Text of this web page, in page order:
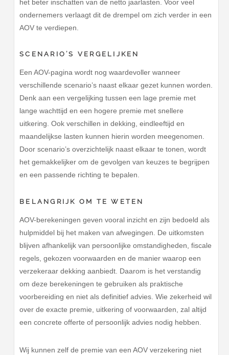
het beter inschatten van de netto jaarlasten. Voor veel
ondernemers verlaagt dit de drempel om zich verder in een
AOV te verdiepen.
SCENARIO’S VERGELIJKEN
Een AOV-pagina wordt nog waardevoller wanneer
verschillende scenario’s naast elkaar gezet kunnen worden.
Denk aan een vergelijking tussen een lage premie met
lange wachttijd en een hogere premie met snellere
uitkering. Ook verschillen in dekking, eindleeftijd en
maandelijkse lasten kunnen hierin worden meegenomen.
Door scenario’s overzichtelijk naast elkaar te tonen, wordt
het gemakkelijker om de gevolgen van keuzes te begrijpen
en een passende richting te bepalen.
BELANGRIJK OM TE WETEN
AOV-berekeningen geven vooral inzicht en zijn bedoeld als
hulpmiddel bij het maken van afwegingen. De uitkomsten
blijven afhankelijk van persoonlijke omstandigheden, fiscale
regels, gekozen voorwaarden en de manier waarop een
verzekeraar dekking aanbiedt. Daarom is het verstandig
om deze berekeningen te gebruiken als praktische
voorbereiding en niet als definitief advies. Wie zekerheid wil
over de exacte premie, uitkering of voorwaarden, zal altijd
een concrete offerte of persoonlijk advies nodig hebben.
Wij kunnen zelf de premie van een AOV verzekering niet